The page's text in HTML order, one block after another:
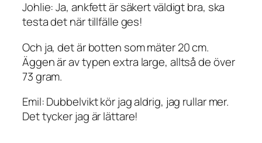
Johlie: Ja, ankfett är säkert väldigt bra, ska
testa det när tillfälle ges!
Och ja, det är botten som mäter 20 cm.
Äggen är av typen extra large, alltså de över
73 gram.
Emil: Dubbelvikt kör jag aldrig, jag rullar mer.
Det tycker jag är lättare!